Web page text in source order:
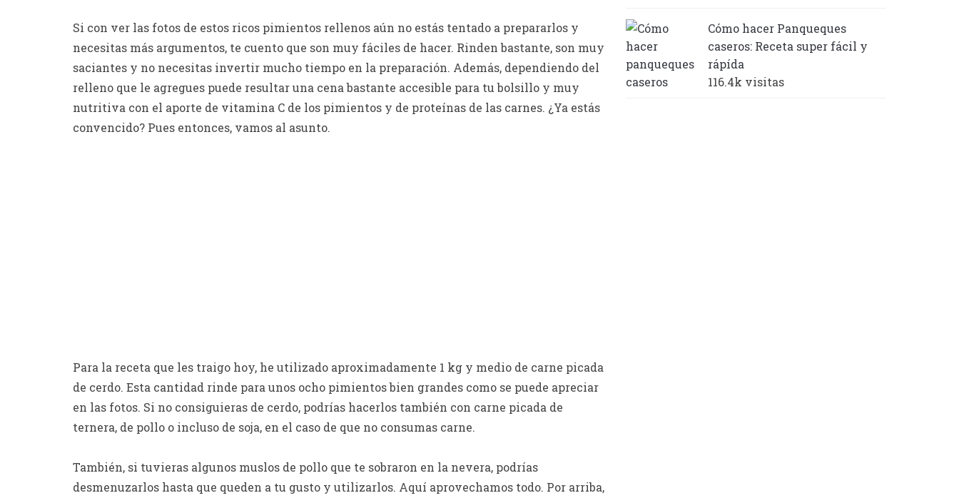
Si con ver las fotos de estos ricos pimientos rellenos aún no estás tentado a prepararlos y
necesitas más argumentos, te cuento que son muy fáciles de hacer. Rinden bastante, son muy
saciantes y no necesitas invertir mucho tiempo en la preparación. Además, dependiendo del
relleno que le agregues puede resultar una cena bastante accesible para tu bolsillo y muy
nutritiva con el aporte de vitamina C de los pimientos y de proteínas de las carnes. ¿Ya estás
convencido? Pues entonces, vamos al asunto.
Para la receta que les traigo hoy, he utilizado aproximadamente 1 kg y medio de carne picada
de cerdo. Esta cantidad rinde para unos ocho pimientos bien grandes como se puede apreciar
en las fotos. Si no consiguieras de cerdo, podrías hacerlos también con carne picada de
ternera, de pollo o incluso de soja, en el caso de que no consumas carne.
También, si tuvieras algunos muslos de pollo que te sobraron en la nevera, podrías
desmenuzarlos hasta que queden a tu gusto y utilizarlos. Aquí aprovechamos todo. Por arriba,
Cómo hacer Panqueques
caseros: Receta super fácil y
rápída
116.4k visitas